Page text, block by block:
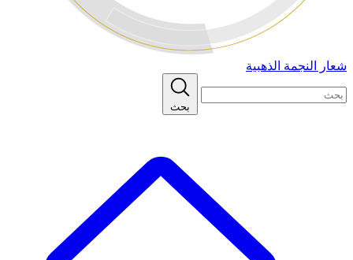
شعار النجمة الذهبية
بحث